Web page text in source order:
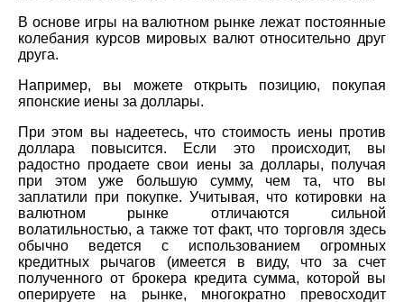
В основе игры на валютном рынке лежат постоянные
колебания курсов мировых валют относительно друг
друга.
Например, вы можете открыть позицию, покупая
японские иены за доллары.
При этом вы надеетесь, что стоимость иены против
доллара повысится. Если это происходит, вы
радостно продаете свои иены за доллары, получая
при этом уже большую сумму, чем та, что вы
заплатили при покупке. Учитывая, что котировки на
валютном рынке отличаются сильной
волатильностью, а также тот факт, что торговля здесь
обычно ведется с использованием огромных
кредитных рычагов (имеется в виду, что за счет
полученного от брокера кредита сумма, которой вы
оперируете на рынке, многократно превосходит